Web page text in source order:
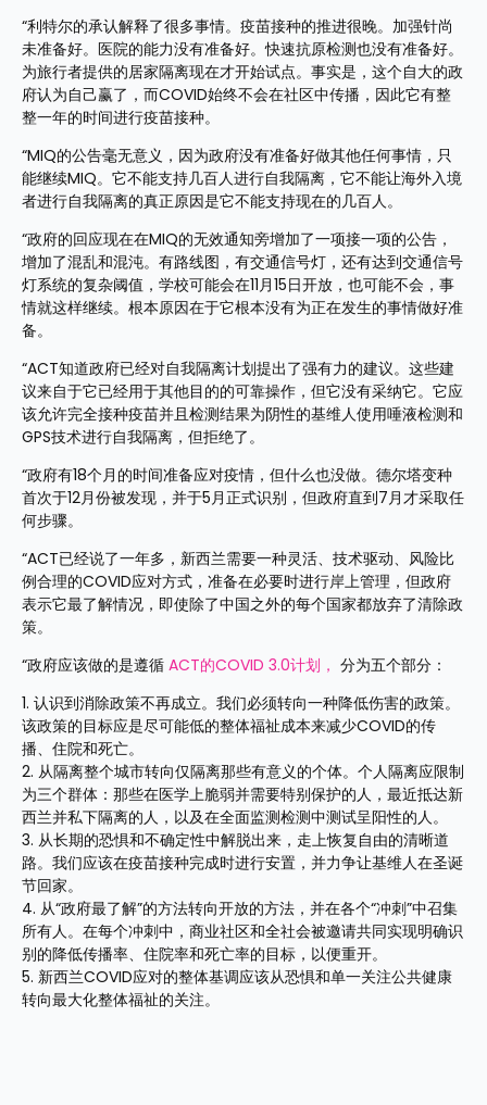
“利特尔的承认解释了很多事情。疫苗接种的推进很晚。加强针尚
未准备好。医院的能力没有准备好。快速抗原检测也没有准备好。
为旅行者提供的居家隔离现在才开始试点。事实是，这个自大的政
府认为自己赢了，而COVID始终不会在社区中传播，因此它有整
整一年的时间进行疫苗接种。
“MIQ的公告毫无意义，因为政府没有准备好做其他任何事情，只
能继续MIQ。它不能支持几百人进行自我隔离，它不能让海外入境
者进行自我隔离的真正原因是它不能支持现在的几百人。
“政府的回应现在在MIQ的无效通知旁增加了一项接一项的公告，
增加了混乱和混沌。有路线图，有交通信号灯，还有达到交通信号
灯系统的复杂阈值，学校可能会在11月15日开放，也可能不会，事
情就这样继续。根本原因在于它根本没有为正在发生的事情做好准
备。
“ACT知道政府已经对自我隔离计划提出了强有力的建议。这些建
议来自于它已经用于其他目的的可靠操作，但它没有采纳它。它应
该允许完全接种疫苗并且检测结果为阴性的基维人使用唾液检测和
GPS技术进行自我隔离，但拒绝了。
“政府有18个月的时间准备应对疫情，但什么也没做。德尔塔变种
首次于12月份被发现，并于5月正式识别，但政府直到7月才采取任
何步骤。
“ACT已经说了一年多，新西兰需要一种灵活、技术驱动、风险比
例合理的COVID应对方式，准备在必要时进行岸上管理，但政府
表示它最了解情况，即使除了中国之外的每个国家都放弃了清除政
策。
“政府应该做的是遵循 ACT的COVID 3.0计划， 分为五个部分：
1. 认识到消除政策不再成立。我们必须转向一种降低伤害的政策。
该政策的目标应是尽可能低的整体福祉成本来减少COVID的传
播、住院和死亡。
2. 从隔离整个城市转向仅隔离那些有意义的个体。个人隔离应限制
为三个群体：那些在医学上脆弱并需要特别保护的人，最近抵达新
西兰并私下隔离的人，以及在全面监测检测中测试呈阳性的人。
3. 从长期的恐惧和不确定性中解脱出来，走上恢复自由的清晰道
路。我们应该在疫苗接种完成时进行安置，并力争让基维人在圣诞
节回家。
4. 从“政府最了解”的方法转向开放的方法，并在各个“冲刺”中召集
所有人。在每个冲刺中，商业社区和全社会被邀请共同实现明确识
别的降低传播率、住院率和死亡率的目标，以便重开。
5. 新西兰COVID应对的整体基调应该从恐惧和单一关注公共健康
转向最大化整体福祉的关注。